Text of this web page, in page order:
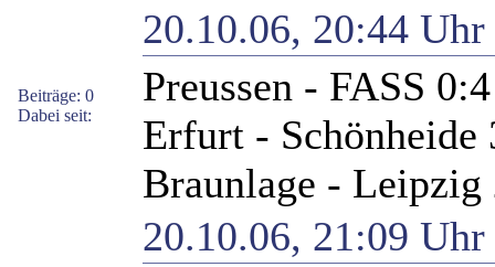
Beiträge: 0
Dabei seit:
20.10.06, 20:44 Uhr
Preussen - FASS
Erfurt -
Braunlage -
20.10.06, 21:09 Uhr